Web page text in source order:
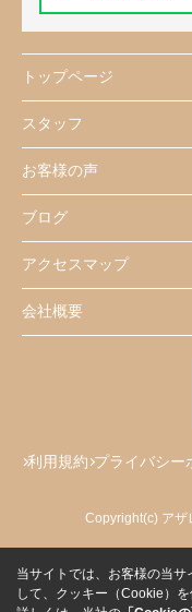
トップページ
スタッフ
お客様の声
ブログ
アクセスマップ
会社概要
利用規約 プライバシー
Copyright(c) アザ
当サイトでは、お客様の当
して、クッキー（Cookie）を